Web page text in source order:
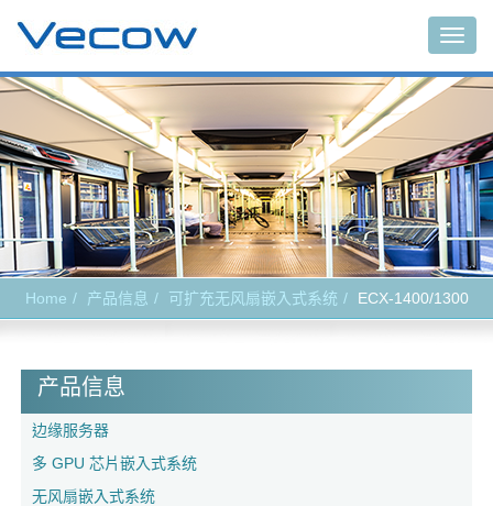
Home 产品信息 可扩充无风扇嵌入式系统 ECX-1400/1300
产品信息
边缘服务器
多 GPU 芯片嵌入式系统
无风扇嵌入式系统